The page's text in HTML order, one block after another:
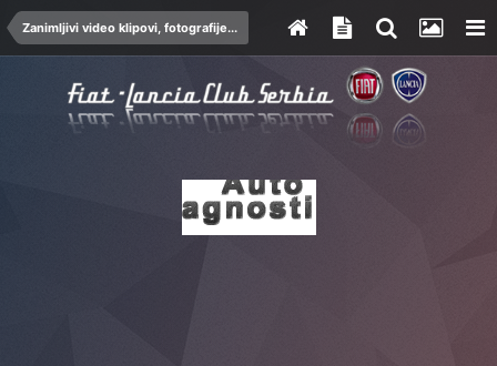
Zanimljivi video klipovi, fotografije...